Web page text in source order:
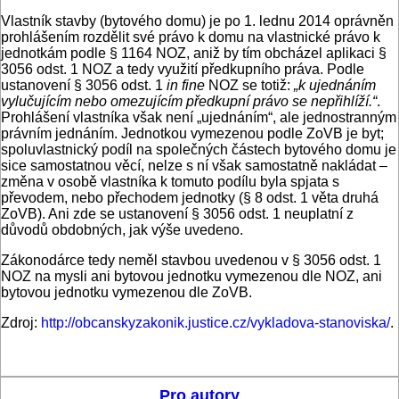
Vlastník stavby (bytového domu) je po 1. lednu 2014 oprávněn
prohlášením rozdělit své právo k domu na vlastnické právo k
jednotkám podle § 1164 NOZ, aniž by tím obcházel aplikaci §
3056 odst. 1 NOZ a tedy využití předkupního práva. Podle
ustanovení § 3056 odst. 1 in fine NOZ se totiž: „k ujednáním
vylučujícím nebo omezujícím předkupní právo se nepřihlíží.“.
Prohlášení vlastníka však není „ujednáním“, ale jednostranným
právním jednáním. Jednotkou vymezenou podle ZoVB je byt;
spoluvlastnický podíl na společných částech bytového domu je
sice samostatnou věcí, nelze s ní však samostatně nakládat –
změna v osobě vlastníka k tomuto podílu byla spjata s
převodem, nebo přechodem jednotky (§ 8 odst. 1 věta druhá
ZoVB). Ani zde se ustanovení § 3056 odst. 1 neuplatní z
důvodů obdobných, jak výše uvedeno.
Zákonodárce tedy neměl stavbou uvedenou v § 3056 odst. 1
NOZ na mysli ani bytovou jednotku vymezenou dle NOZ, ani
bytovou jednotku vymezenou dle ZoVB.
Zdroj: http://obcanskyzakonik.justice.cz/vykladova-stanoviska/.